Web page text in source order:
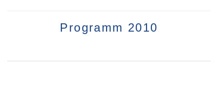
Programm 2010